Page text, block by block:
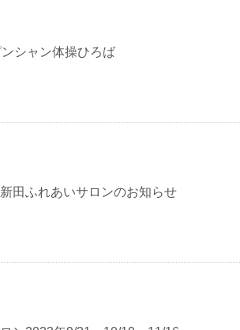
シャン体操ひろば
田ふれあいサロンのお知らせ